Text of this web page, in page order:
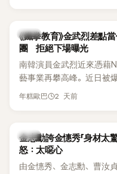
員身分出道，該團在
智英兩位女成員，以及張
過後來爆出長達四年的團
李智惠言語辱罵、動手等
體解散後，李智惠轉型
藝圈。據悉，她當年能加
感情方面，李智惠於
目，她經營的 YouTube
受網友喜愛，再度迎來事
韓星
《鐵拳教育》金武烈差點
團 拒絕下場曝光
南韓演員金武烈近來憑藉
藝事業再攀高峰。近日被
他當年差點不是以演員身
年糕歐巴 2 天前
韓星
金志勳誇金憓秀「身材太
怒：太噁心
由金憓秀、金志勳、曹汝